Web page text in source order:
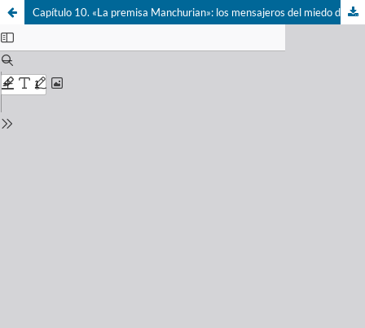
Capítulo 10. «La premisa Manchurian»: los mensajeros del miedo desde la Guerra Fría hasta el 11S.